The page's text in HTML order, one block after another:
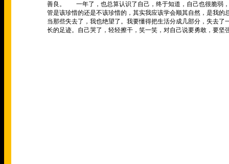
善良。
一年了，也总算认识了自己，终于知道，自己也很脆弱
管是该珍惜的还是不该珍惜的，其实我应该学会顺其自然，是我的
当那些失去了，我也绝望了。我要懂得把生活分成几部分，失去了
长的足迹。自己哭了，轻轻擦干，笑一笑，对自己说要勇敢，要坚